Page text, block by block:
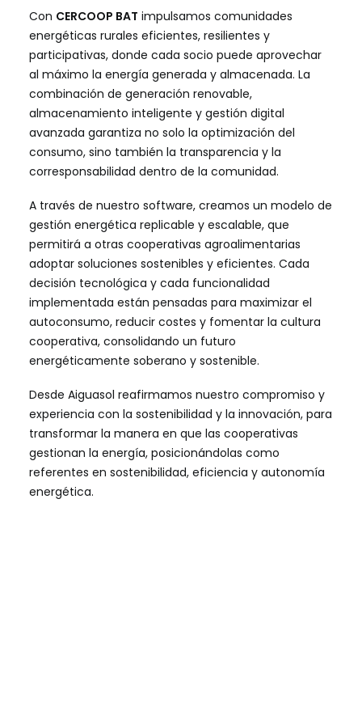
Con CERCOOP BAT impulsamos comunidades
energéticas rurales eficientes, resilientes y
participativas, donde cada socio puede aprovechar
al máximo la energía generada y almacenada. La
combinación de generación renovable,
almacenamiento inteligente y gestión digital
avanzada garantiza no solo la optimización del
consumo, sino también la transparencia y la
corresponsabilidad dentro de la comunidad.
A través de nuestro software, creamos un modelo de
gestión energética replicable y escalable, que
permitirá a otras cooperativas agroalimentarias
adoptar soluciones sostenibles y eficientes. Cada
decisión tecnológica y cada funcionalidad
implementada están pensadas para maximizar el
autoconsumo, reducir costes y fomentar la cultura
cooperativa, consolidando un futuro
energéticamente soberano y sostenible.
Desde Aiguasol reafirmamos nuestro compromiso y
experiencia con la sostenibilidad y la innovación, para
transformar la manera en que las cooperativas
gestionan la energía, posicionándolas como
referentes en sostenibilidad, eficiencia y autonomía
energética.